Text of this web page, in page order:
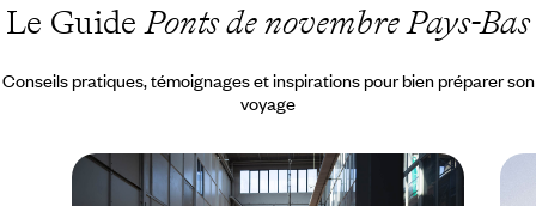
Le GuidePonts de novembre Pays-Bas
Conseils pratiques, témoignages et inspirations pour bien préparer son
voyage